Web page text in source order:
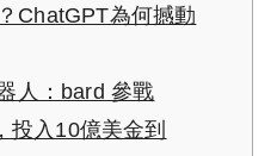
ChatGPT為何撼動
人：bard 參戰
投入10億美金到